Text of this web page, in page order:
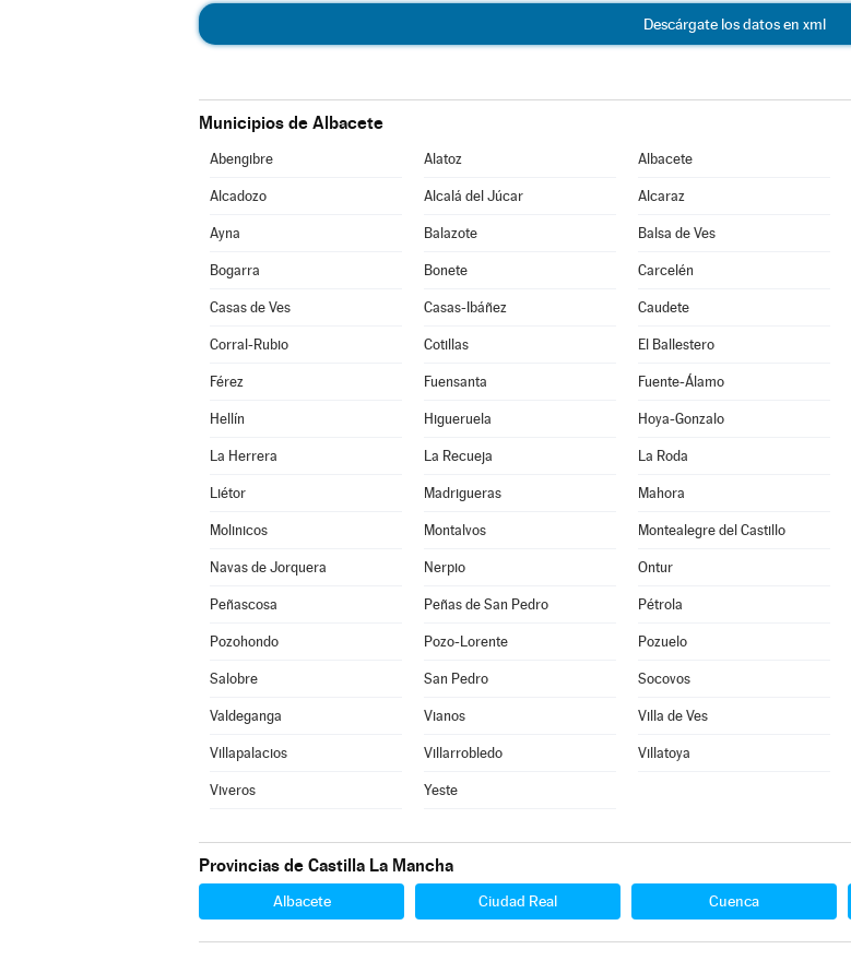
Descárgate los datos en xml
Municipios de Albacete
Abengibre Alatoz Albacete
Alcadozo Alcalá del Júcar Alcaraz
Ayna Balazote Balsa de Ves
Bogarra Bonete Carcelén
Casas de Ves Casas-Ibáñez Caudete
Corral-Rubio Cotillas El Ballestero
Férez Fuensanta Fuente-Álamo
Hellín Higueruela Hoya-Gonzalo
La Herrera La Recueja La Roda
Liétor Madrigueras Mahora
Molinicos Montalvos Montealegre del Castillo
Navas de Jorquera Nerpio Ontur
Peñascosa Peñas de San Pedro Pétrola
Pozohondo Pozo-Lorente Pozuelo
Salobre San Pedro Socovos
Valdeganga Vianos Villa de Ves
Villapalacios Villarrobledo Villatoya
Viveros Yeste
Provincias de Castilla La Mancha
Albacete Ciudad Real Cuenca